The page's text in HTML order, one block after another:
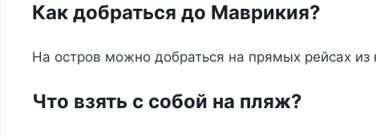
Как добраться до Маврикия?
На остров можно добраться на прямых рейсах
Что взять с собой на пляж?